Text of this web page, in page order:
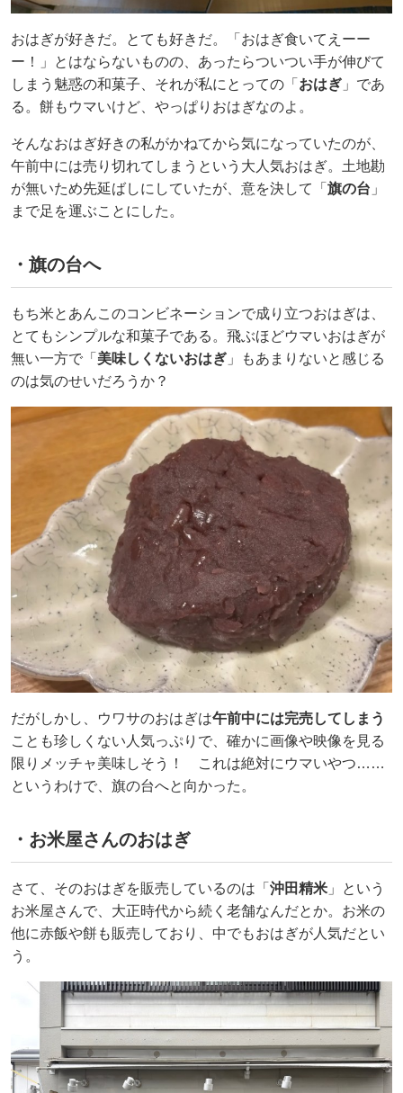
おはぎが好きだ。とても好きだ。「おはぎ食いてえーー
ー！」とはならないものの、あったらついつい手が伸びて
しまう魅惑の和菓子、それが私にとっての「 おはぎ 」であ
る。餅もウマいけど、やっぱりおはぎなのよ。
そんなおはぎ好きの私がかねてから気になっていたのが、
午前中には売り切れてしまうという大人気おはぎ。土地勘
が無いため先延ばしにしていたが、意を決して「 旗の台 」
まで足を運ぶことにした。
・旗の台へ
もち米とあんこのコンビネーションで成り立つおはぎは、
とてもシンプルな和菓子である。飛ぶほどウマいおはぎが
無い一方で「 美味しくないおはぎ 」もあまりないと感じる
のは気のせいだろうか？
だがしかし、ウワサのおはぎは午前中には完売してしまう
ことも珍しくない人気っぷりで、確かに画像や映像を見る
限りメッチャ美味しそう！ これは絶対にウマいやつ……
というわけで、旗の台へと向かった。
・お米屋さんのおはぎ
さて、そのおはぎを販売しているのは「 沖田精米 」という
お米屋さんで、大正時代から続く老舗なんだとか。お米の
他に赤飯や餅も販売しており、中でもおはぎが人気だとい
う。